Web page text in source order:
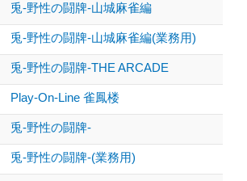
兎-野性の闘牌-山城麻雀編
兎-野性の闘牌-山城麻雀編(業務用)
兎-野性の闘牌-THE ARCADE
Play-On-Line 雀鳳楼
兎-野性の闘牌-
兎-野性の闘牌-(業務用)